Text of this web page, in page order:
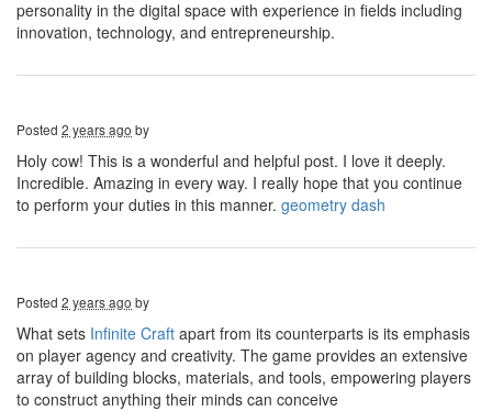
personality in the digital space with experience in fields including
innovation, technology, and entrepreneurship.
Posted 2 years ago by
Holy cow! This is a wonderful and helpful post. I love it deeply.
Incredible. Amazing in every way. I really hope that you continue
to perform your duties in this manner. geometry dash
Posted 2 years ago by
What sets Infinite Craft apart from its counterparts is its emphasis
on player agency and creativity. The game provides an extensive
array of building blocks, materials, and tools, empowering players
to construct anything their minds can conceive